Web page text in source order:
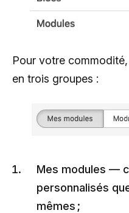
Pour votre
en trois groupes :
Mes modules —
personnalisés
mêmes ;